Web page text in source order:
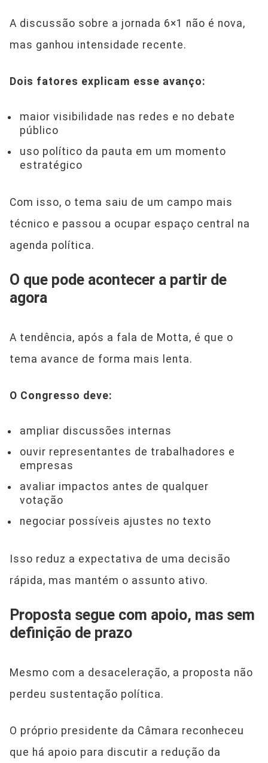
A discussão sobre a jornada 6×1 não é nova,
mas ganhou intensidade recente.
Dois fatores explicam esse avanço:
maior visibilidade nas redes e no debate
público
uso político da pauta em um momento
estratégico
Com isso, o tema saiu de um campo mais
técnico e passou a ocupar espaço central na
agenda política.
O que pode acontecer a partir de
agora
A tendência, após a fala de Motta, é que o
tema avance de forma mais lenta.
O Congresso deve:
ampliar discussões internas
ouvir representantes de trabalhadores e
empresas
avaliar impactos antes de qualquer
votação
negociar possíveis ajustes no texto
Isso reduz a expectativa de uma decisão
rápida, mas mantém o assunto ativo.
Proposta segue com apoio, mas sem
definição de prazo
Mesmo com a desaceleração, a proposta não
perdeu sustentação política.
O próprio presidente da Câmara reconheceu
que há apoio para discutir a redução da